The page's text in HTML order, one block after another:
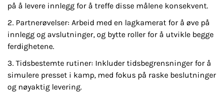
på å levere innlegg for å treffe disse målene konsekvent.
Partnerøvelser: Arbeid med en lagkamerat for å øve på
innlegg og avslutninger, og bytte roller for å utvikle begge
ferdighetene.
Tidsbestemte rutiner: Inkluder tidsbegrensninger for å
simulere presset i kamp, med fokus på raske beslutninger
og nøyaktig levering.